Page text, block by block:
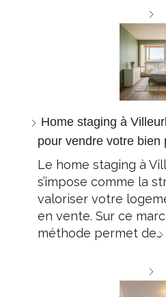
Home staging à
pour vendre votre bien
Le home staging à
s’impose comme la
valoriser votre
en vente. Sur ce
méthode permet de…